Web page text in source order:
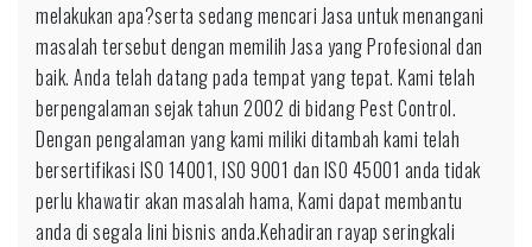
daerah
Kecamatan
Bandung
melakukan apa?serta sedang mencari Jasa untuk menangani
masalah tersebut dengan memilih Jasa yang Profesional dan
baik. Anda telah datang pada tempat yang tepat. Kami telah
berpengalaman sejak tahun 2002 di bidang Pest Control.
Dengan pengalaman yang kami miliki ditambah kami telah
bersertifikasi ISO 14001, ISO 9001 dan ISO 45001 anda tidak
perlu khawatir akan masalah hama, Kami dapat membantu
anda di segala lini bisnis anda.Kehadiran rayap seringkali